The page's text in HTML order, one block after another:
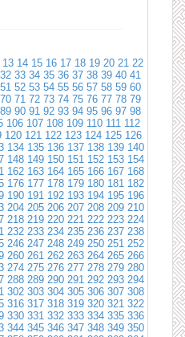
13 14 15 16 17 18 19 20 21 22
32 33 34 35 36 37 38 39 40 41
51 52 53 54 55 56 57 58 59 60
70 71 72 73 74 75 76 77 78 79
89 90 91 92 93 94 95 96 97 98
106 107 108 109 110 111 112
120 121 122 123 124 125 126
134 135 136 137 138 139 140
148 149 150 151 152 153 154
162 163 164 165 166 167 168
176 177 178 179 180 181 182
190 191 192 193 194 195 196
204 205 206 207 208 209 210
218 219 220 221 222 223 224
232 233 234 235 236 237 238
246 247 248 249 250 251 252
260 261 262 263 264 265 266
274 275 276 277 278 279 280
288 289 290 291 292 293 294
302 303 304 305 306 307 308
316 317 318 319 320 321 322
330 331 332 333 334 335 336
344 345 346 347 348 349 350